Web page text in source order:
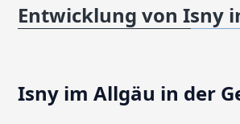
Entwicklung von Isny
Isny im Allgäu in der